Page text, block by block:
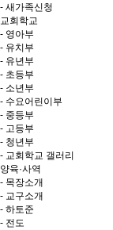
- 새가족신청
교회학교
- 영아부
- 유치부
- 유년부
- 초등부
- 소년부
- 수요어린이부
- 중등부
- 고등부
- 청년부
- 교회학교 갤러리
양육·사역
- 목장소개
- 교구소개
- 하토준
- 전도